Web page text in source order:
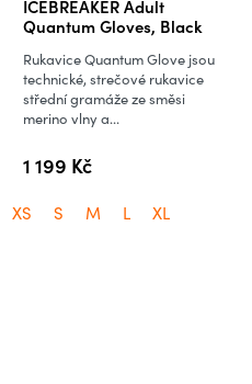
ICEBREAKER Adult
Quantum Gloves, Black
hodnocení
produktu
je
5,0
5
1 199 Kč
Rukavice Quantum Glove jsou
technické, strečové rukavice
střední gramáže ze směsi
merino vlny a...
XS S M L XL